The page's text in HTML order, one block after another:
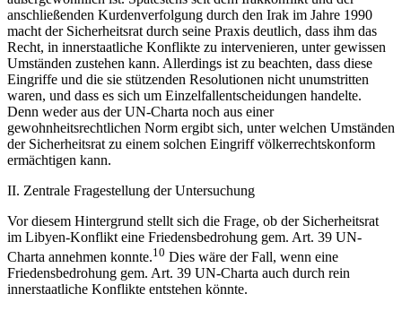
macht der Sicherheitsrat durch seine Praxis deutlich, dass ihm das
Recht, in innerstaatliche Konflikte zu intervenieren, unter gewissen
Umständen zustehen kann. Allerdings ist zu beachten, dass diese
Eingriffe und die sie stützenden Resolutionen nicht unumstritten
waren, und dass es sich um Einzelfallentscheidungen handelte.
Denn weder aus der UN-Charta noch aus einer
gewohnheitsrechtlichen Norm ergibt sich, unter welchen Umständen
der Sicherheitsrat zu einem solchen Eingriff völkerrechtskonform
ermächtigen kann.
im Libyen-Konflikt eine Friedensbedrohung gem. Art. 39 UN-
Charta annehmen konnte.10Dies wäre der Fall, wenn eine
Friedensbedrohung gem. Art. 39 UN-Charta auch durch rein
innerstaatliche Konflikte entstehen könnte.